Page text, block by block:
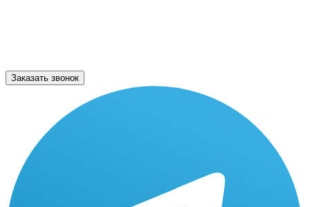
Заказать звонок